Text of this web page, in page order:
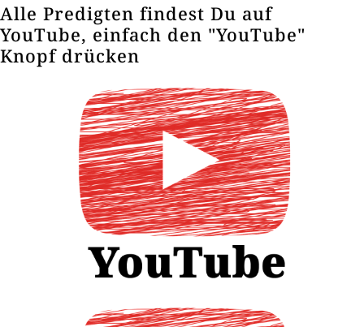
Alle Predigten findest Du auf
YouTube, einfach den "YouTube"
Knopf drücken